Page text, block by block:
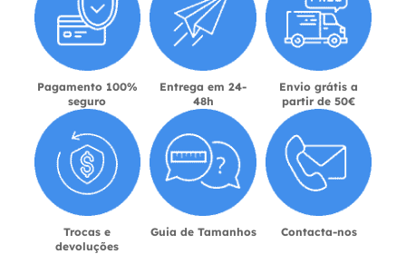
Pagamento 100%
seguro
Entrega em 24-
48h
Envio grátis a
partir de 50€
Trocas e
devoluções
Guia de Tamanhos Contacta-nos